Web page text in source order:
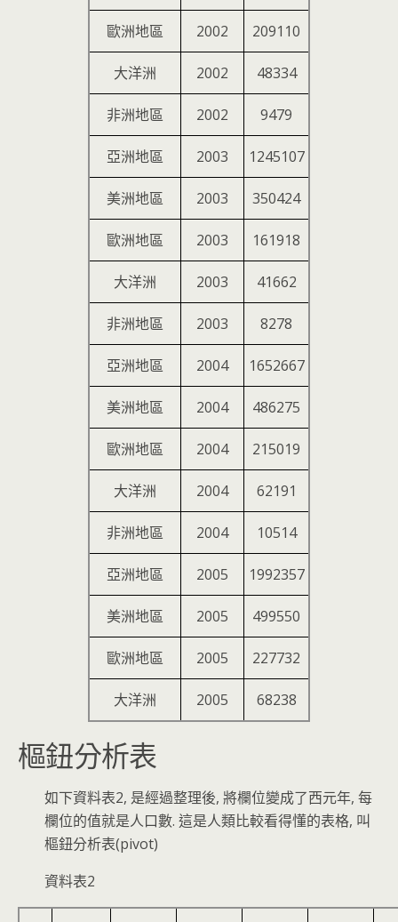
歐洲地區 2002 209110
大洋洲 2002 48334
非洲地區 2002 9479
亞洲地區 2003 1245107
美洲地區 2003 350424
歐洲地區 2003 161918
大洋洲 2003 41662
非洲地區 2003 8278
亞洲地區 2004 1652667
美洲地區 2004 486275
歐洲地區 2004 215019
大洋洲 2004 62191
非洲地區 2004 10514
亞洲地區 2005 1992357
美洲地區 2005 499550
歐洲地區 2005 227732
大洋洲 2005 68238
樞鈕分析表
如下資料表2, 是經過整理後, 將欄位變成了西元年, 每
欄位的值就是人口數. 這是人類比較看得懂的表格, 叫
樞鈕分析表(pivot)
資料表2